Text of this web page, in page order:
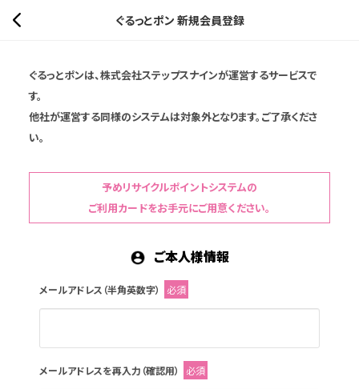
ぐるっとポン 新規会員登録
ぐるっとポンは、株式会社ステップスナインが運営するサービスで
す。
他社が運営する同様のシステムは対象外となります。ご了承くださ
い。
予めリサイクルポイントシステムの
ご利用カードをお手元にご用意ください。
ご本人様情報
メールアドレス（半角英数字） 必須
メールアドレスを再入力（確認用） 必須